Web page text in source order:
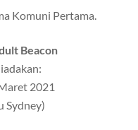
Komuni Pertama.
Beacon
2021
Sydney)